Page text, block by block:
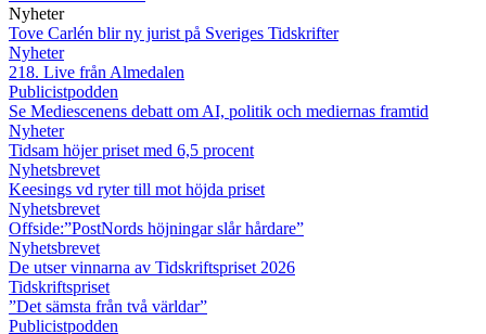
Nyheter
Tove Carlén blir ny jurist på Sveriges Tidskrifter
Nyheter
218. Live från Almedalen
Publicistpodden
Se Mediescenens debatt om AI, politik och mediernas framtid
Nyheter
Tidsam höjer priset med 6,5 procent
Nyhetsbrevet
Keesings vd ryter till mot höjda priset
Nyhetsbrevet
Offside:”PostNords höjningar slår hårdare”
Nyhetsbrevet
De utser vinnarna av Tidskriftspriset 2026
Tidskriftspriset
”Det sämsta från två världar”
Publicistpodden